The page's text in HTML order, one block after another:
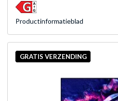
Product­informatieblad
GRATIS VERZENDING